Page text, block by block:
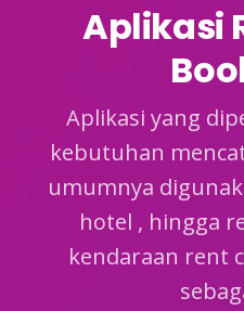
Aplikasi
Aplikasi yang
kebutuhan
umumnya
hotel , hingga
kendaraan rent